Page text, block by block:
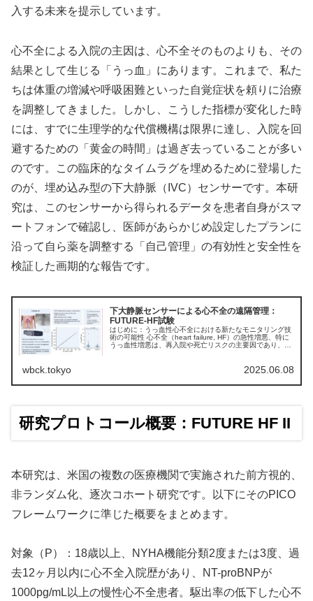
入する未来を提示しています。
心不全による入院の主因は、心不全そのものよりも、その
結果として生じる「うっ血」にあります。これまで、私た
ちは体重の増減や呼吸困難といった自覚症状を頼りに治療
を調整してきました。しかし、こうした指標が変化した時
には、すでに生理学的な代償機構は限界に達し、入院を回
避するための「黄金の時間」は過ぎ去っていることが多い
のです。この臨床的なタイムラグを埋めるために登場した
のが、埋め込み型の下大静脈（IVC）センサーです。本研
究は、このセンサーから得られるデータを患者自身がスマ
ートフォンで確認し、医師があらかじめ設定したプランに
沿って自ら薬を調整する「自己管理」の有効性と安全性を
検証した画期的な報告です。
下大静脈センサーによる心不全の遠隔管理：
FUTURE-HF試験
はじめに：うっ血性心不全における新たなモニタリング技
術の可能性 心不全（heart failure, HF）の急性増悪、特に
うっ血性増悪は、再入院や死亡リスクの主要因であり、慢
wbck.tokyo 2025.06.08
研究プロトコール概要：FUTURE HF II
本研究は、米国の複数の医療機関で実施された前方視的、
非ランダム化、逐次コホート研究です。以下にそのPICO
フレームワークに準じた概要をまとめます。
対象（P）：18歳以上、NYHA機能分類2度または3度、過
去12ヶ月以内に心不全入院歴があり、NT-proBNPが
1000pg/mL以上の慢性心不全患者。駆出率の低下した心不